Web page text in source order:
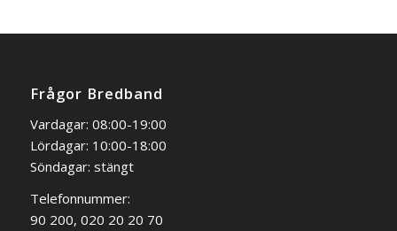
Frågor Bredband
Vardagar: 08:00-19:00
Lördagar: 10:00-18:00
Söndagar: stängt
Telefonnummer:
90 200, 020 20 20 70